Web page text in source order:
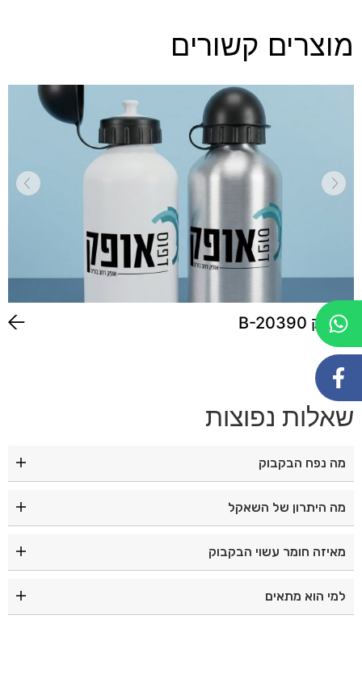
מוצרים קשורים
בקבוק B-20390
שאלות נפוצות
מה נפח הבקבוק
מה היתרון של השאקל
לנשיאה נוחה.
מאיזה חומר עשוי הבקבוק
למי הוא מתאים